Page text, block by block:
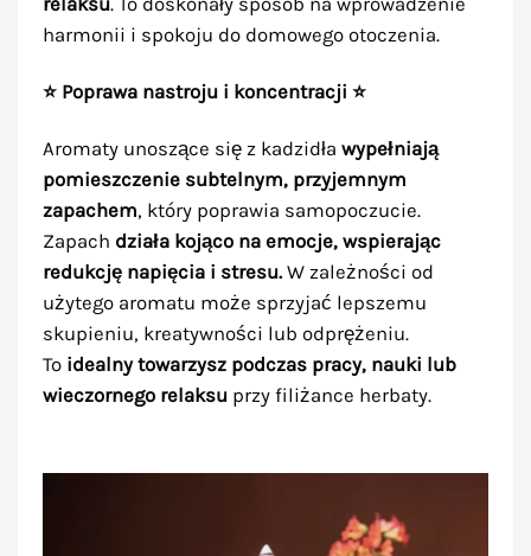
harmonii i spokoju do domowego otoczenia.
⭐ Poprawa nastroju i koncentracji ⭐
Aromaty unoszące się z kadzidła wypełniają
pomieszczenie subtelnym, przyjemnym
zapachem, który poprawia samopoczucie.
Zapach działa kojąco na emocje, wspierając
redukcję napięcia i stresu.W zależności od
użytego aromatu może sprzyjać lepszemu
skupieniu, kreatywności lub odprężeniu.
To idealny towarzysz podczas pracy, nauki lub
wieczornego relaksuprzy filiżance herbaty.